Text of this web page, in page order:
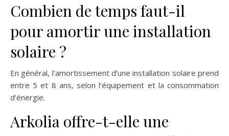
Combien de temps faut-il
pour amortir une installation
solaire ?
En général, l’amortissement d’une installation solaire prend
entre 5 et 8 ans, selon l’équipement et la consommation
d’énergie.
Arkolia offre-t-elle une